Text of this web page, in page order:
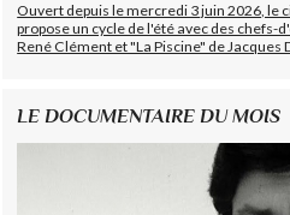
Ouvert depuis le mercredi 3 juin 2026, le
propose un cycle de l'été avec des chefs-
René Clément et "La Piscine" de Jacques
LE DOCUMENTAIRE DU MOIS